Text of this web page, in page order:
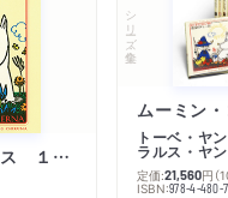
ムーミン・コミックス １ 黄金のしっぽ
シリーズ・全集
トーベ・ヤ
ラルス・ヤ
定価:21,560円
ISBN:978-4-480-